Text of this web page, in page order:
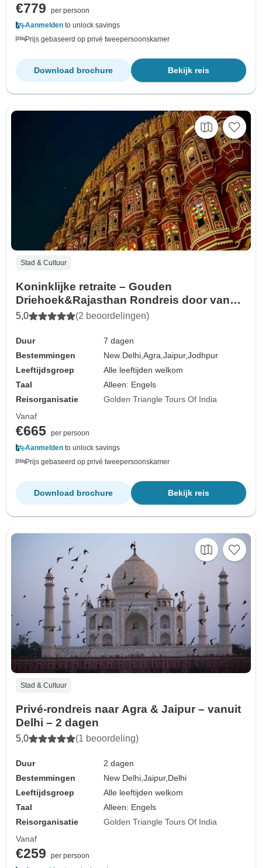
€779
per persoon
Aanmelden to unlock savings
Prijs gebaseerd op privé tweepersoonskamer
Bekijk reis
Download brochure
Stad & Cultuur
Koninklijke retraite – Gouden
Driehoek&Rajasthan Rondreis door vanuit
Delhi
5,0 (2 beoordelingen)
Duur
7 dagen
Bestemmingen
New Delhi,Agra,Jaipur,Jodhpur
Leeftijdsgroep
Alle leeftijden welkom
Taal
Alleen: Engels
Reisorganisatie
Golden Triangle Tours Of India
Vanaf
€665 per persoon
Aanmelden to unlock savings
Prijs gebaseerd op privé tweepersoonskamer
Bekijk reis
Download brochure
Stad & Cultuur
Privé-rondreis naar Agra & Jaipur – vanuit
Delhi – 2 dagen
5,0 (1 beoordeling)
Duur
2 dagen
Bestemmingen
New Delhi,Jaipur,Delhi
Leeftijdsgroep
Alle leeftijden welkom
Taal
Alleen: Engels
Reisorganisatie
Golden Triangle Tours Of India
Vanaf
€259
per persoon